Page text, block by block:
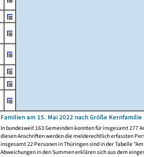
Familien am 15. Mai 2022 nach Größe Kernfamilie
In bundesweit 163 Gemeinden konnten für insgesamt 277
diesen Anschriften werden die melderechtlich erfassten
insgesamt 22 Personen in Thüringen sind in der Tabelle
Abweichungen in den Summen erklären sich aus dem